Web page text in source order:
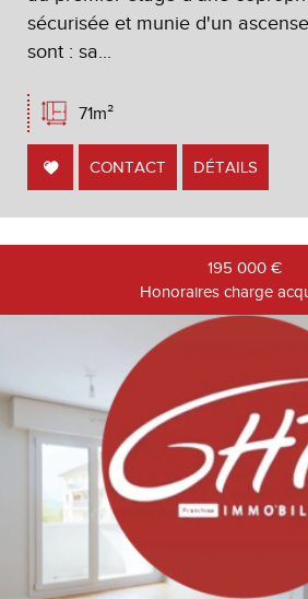
sécurisée et munie d'un
sont : sa...
71m²
CONTACT DÉTAILS
195 000 €
Honoraires charge